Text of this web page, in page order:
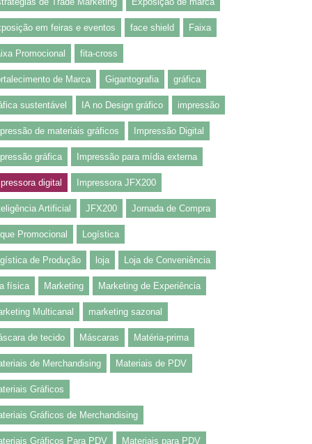
em feiras e eventos face shield Faixa
Promocional fita-cross
de Marca Gigantografia gráfica
sustentável IA no Design gráfico impressão
de materiais gráficos Impressão Digital
gráfica Impressão para mídia externa
digital Impressora JFX200
Artificial JFX200 Jornada de Compra
Promocional Logística
de Produção loja Loja de Conveniência
física Marketing Marketing de Experiência
Multicanal marketing sazonal
de tecido Máscaras Matéria-prima
de Merchandising Materiais de PDV
Gráficos
Gráficos de Merchandising
Gráficos Para PDV Materiais para PDV